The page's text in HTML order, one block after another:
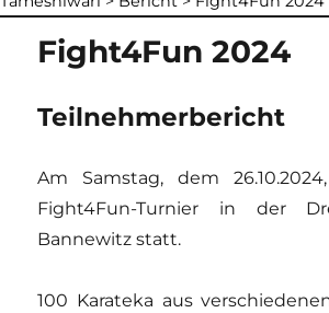
Fight4Fun 2024
Teilnehmerbericht
Am Samstag, dem
Fight4Fun-Turnier in der
Bannewitz statt.
100 Karateka aus